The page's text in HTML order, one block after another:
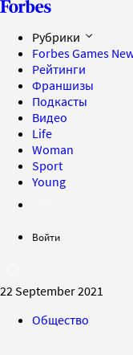
Рубрики
Forbes Games
Рейтинги
Франшизы
Подкасты
Видео
Life
Woman
Sport
Young
Войти
22 September 2021
Общество